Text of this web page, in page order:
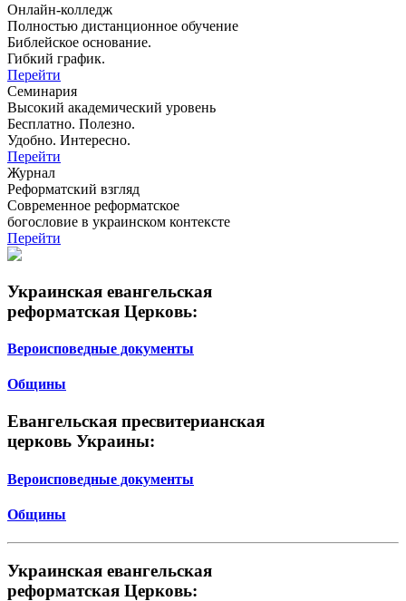
Онлайн-колледж
Полностью дистанционное обучение
Библейское основание.
Гибкий график.
Перейти
Семинария
Высокий академический уровень
Бесплатно. Полезно.
Удобно. Интересно.
Перейти
Журнал
Реформатский взгляд
Современное реформатское
богословие в украинском контексте
Перейти
Украинская евангельская
реформатская Церковь:
Вероисповедные документы
Общины
Евангельская пресвитерианская
церковь Украины:
Вероисповедные документы
Общины
Украинская евангельская
реформатская Церковь: